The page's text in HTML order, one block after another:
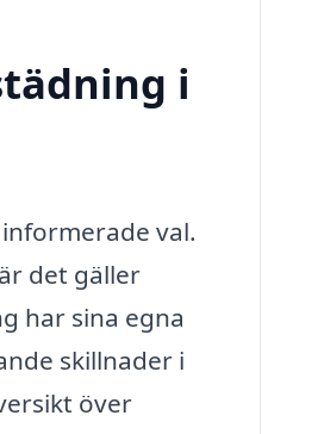
i
val.
det gäller
har sina egna
skillnader i
över